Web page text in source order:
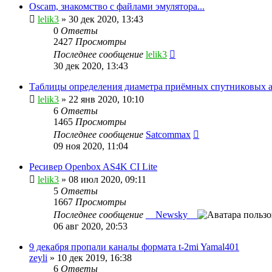
Oscam, знакомство с файлами эмулятора...
lelik3 » 30 дек 2020, 13:43
0 Ответы
2427 Просмотры
Последнее сообщение lelik3
30 дек 2020, 13:43
Таблицы определения диаметра приёмных спутниковых
lelik3 » 22 янв 2020, 10:10
6 Ответы
1465 Просмотры
Последнее сообщение Satcommax
09 ноя 2020, 11:04
Ресивер Openbox AS4K CI Lite
lelik3 » 08 июл 2020, 09:11
5 Ответы
1667 Просмотры
Последнее сообщение
__Newsky__
06 авг 2020, 20:53
9 декабря пропали каналы формата t-2mi Yamal401
zeyli » 10 дек 2019, 16:38
6 Ответы